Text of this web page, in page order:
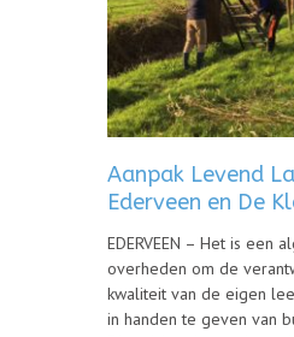
Aanpak Levend
Ederveen en De
EDERVEEN – Het is een
overheden om de
kwaliteit van de eigen
in handen te geven van